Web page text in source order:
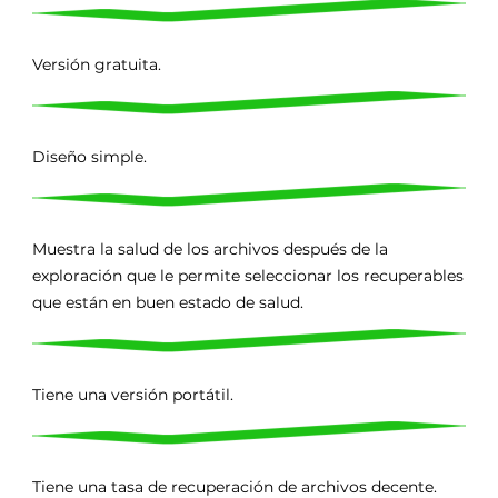
Versión gratuita.
Diseño simple.
Muestra la salud de los archivos después de la
exploración que le permite seleccionar los recuperables
que están en buen estado de salud.
Tiene una versión portátil.
Tiene una tasa de recuperación de archivos decente.